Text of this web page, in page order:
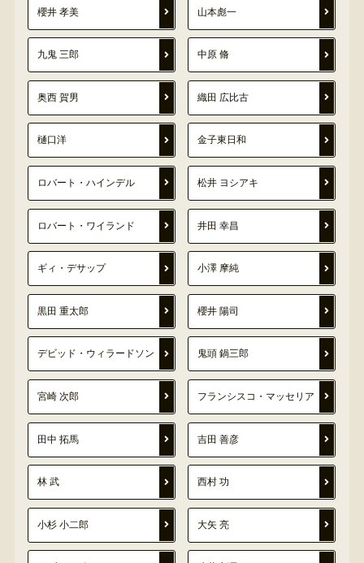
櫻井 孝美 山本彪一
九鬼 三郎 中原 脩
奥西 賀男 織田 広比古
樋口洋 金子東日和
ロバート・ハインデル 松井 ヨシアキ
ロバート・ワイランド 井田 幸昌
ギィ・デサップ 小澤 摩純
黒田 重太郎 櫻井 陽司
デビッド・ウィラードソン 鬼頭 鍋三郎
宮崎 次郎 フランシスコ・マッセリア
田中 拓馬 吉田 善彦
林 武 西村 功
小杉 小二郎 大矢 亮